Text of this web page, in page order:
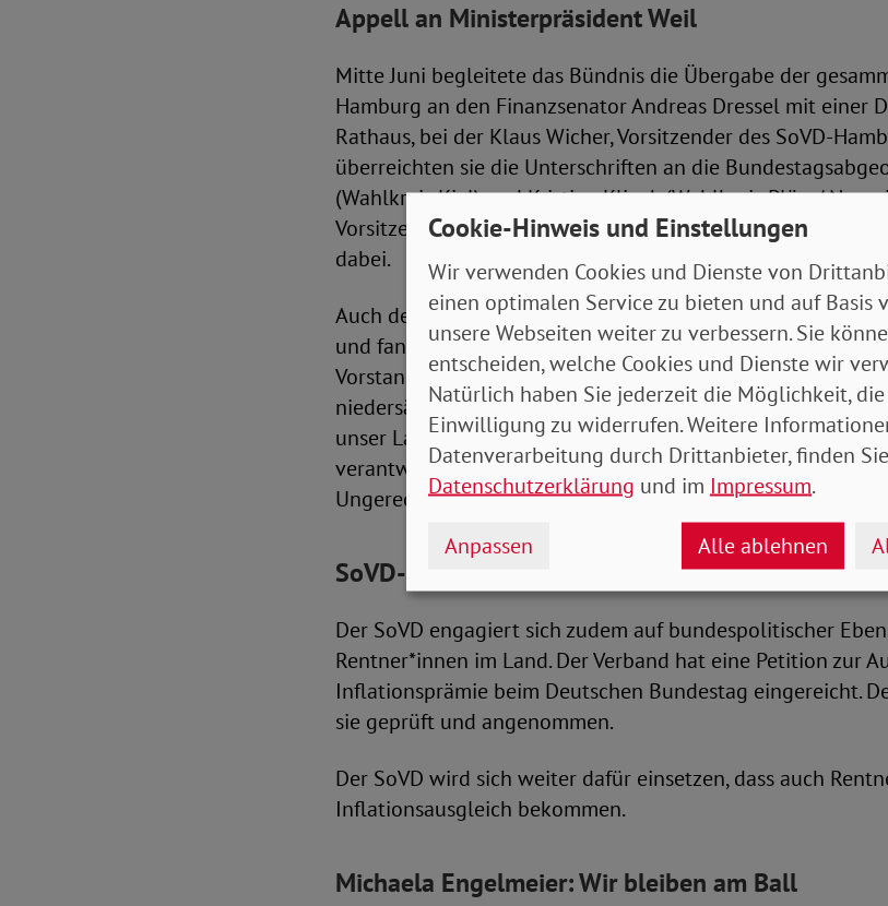
Appell an Ministerpräsident Weil
Mitte Juni begleitete das Bündnis die Übergabe der
Hamburg an den Finanzsenator Andreas Dressel mit einer
Rathaus, bei der Klaus Wicher, Vorsitzender des SoVD-
überreichten sie die Unterschriften an die
(Wahlkreis Kiel) und Kristian Klinck (Wahlkreis Plön /
Vorsitzende des SoVD-Landesverbandes Schleswig-
dabei.
Auch der SoVD-Niedersachsen warb für einen
und fand große Unterstützung in der Bevölkerung. Dirk
Vorstandsvorsitzende des Landesverbandes, übergab die
niedersächsischen Ministerpräsidenten Stephan Weil.
unser Landesvater sind Sie für die Nöte und Sorgen der
verantwortlich. Setzen Sie sich dafür ein und sorgen Sie
Ungerechtigkeit ein Ende hat.“
SoVD-Petition für Inflationsprämie beim Bundestag
Der SoVD engagiert sich zudem auf bundespolitischer
Rentner*innen im Land. Der Verband hat eine Petition zur
Inflationsprämie beim Deutschen Bundestag eingereicht.
sie geprüft und angenommen.
Der SoVD wird sich weiter dafür einsetzen, dass auch
Inflationsausgleich bekommen.
Michaela Engelmeier: Wir bleiben am Ball
Cookie-Hinweis und Einstellungen
Wir verwenden Cookies und Dienste von
einen optimalen Service zu bieten und auf Basis
unsere Webseiten weiter zu verbessern. Sie
entscheiden, welche Cookies und Dienste wir
Natürlich haben Sie jederzeit die Möglichkeit,
Einwilligung zu widerrufen. Weitere
Datenverarbeitung durch Drittanbieter, finden
Datenschutzerklärung und im Impressum.
Anpassen Alle ablehnen